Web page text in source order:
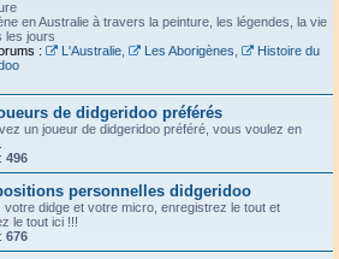
en Australie à travers la peinture, les légendes, la vie
les jours
:
L'Australie, Les Aborigènes
Histoire du
de didgeridoo préférés
un joueur de didgeridoo préféré, vous voulez en
496
personnelles didgeridoo
votre didge et votre micro, enregistrez le tout et
le tout ici !!!
676